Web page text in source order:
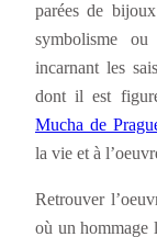
parées de
symbolisme
incarnant les
dont il est
Mucha de
la vie et à
Retrouver
où un hommage